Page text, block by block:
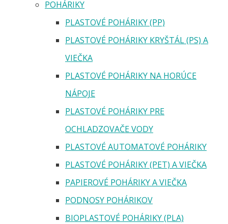
POHÁRIKY
PLASTOVÉ POHÁRIKY (PP)
PLASTOVÉ POHÁRIKY KRYŠTÁL (PS) A
VIEČKA
PLASTOVÉ POHÁRIKY NA HORÚCE
NÁPOJE
PLASTOVÉ POHÁRIKY PRE
OCHLADZOVAČE VODY
PLASTOVÉ AUTOMATOVÉ POHÁRIKY
PLASTOVÉ POHÁRIKY (PET) A VIEČKA
PAPIEROVÉ POHÁRIKY A VIEČKA
PODNOSY POHÁRIKOV
BIOPLASTOVÉ POHÁRIKY (PLA)